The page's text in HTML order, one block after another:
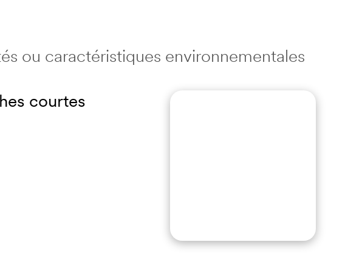
ou caractéristiques environnementales
courtes